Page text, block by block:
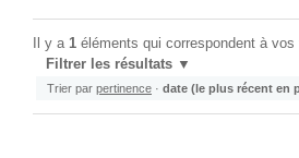
Il y a 1 éléments qui correspondent à vos
Filtrer les résultats
Trier par pertinence · date (le plus récent en